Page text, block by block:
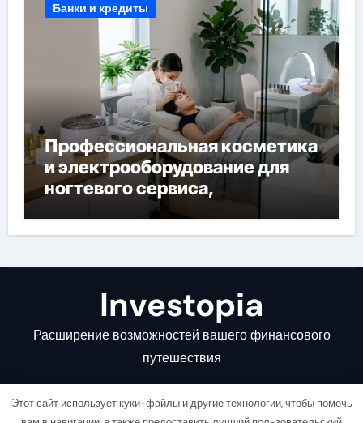
Банки и кредиты
Профессиональная косметика
и электрооборудование для
ногтевого сервиса,
наращивания ресниц и
депиляции
Investopia
Расширение возможностей вашего финансового
путешествия
Этот сайт использует куки-файлы и другие технологии, чтобы помочь